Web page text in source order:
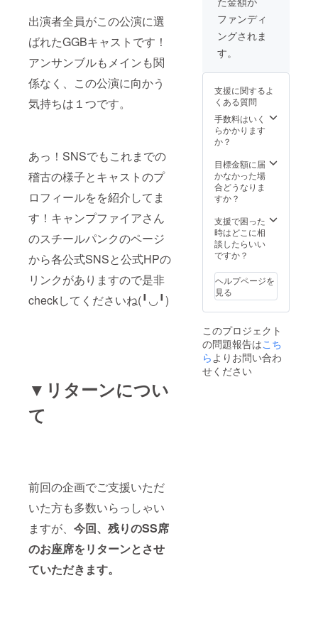
出演者全員がこの公演に選
ばれたGGBキャストです！
アンサンブルもメインも関
係なく、この公演に向かう
気持ちは１つです。
あっ！SNSでもこれまでの
稽古の様子とキャストのプ
ロフィールをを紹介してま
す！キャンプファイアさん
のスチールパンクのページ
から各公式SNSと公式HPの
リンクがありますので是非
checkしてくださいね(╹◡╹)
▼リターンについ
て
前回の企画でご支援いただ
いた方も多数いらっしゃい
ますが、 今回、残りのSS席
のお座席をリターンとさせ
ていただきます。
たお礼
状をお
渡しい
たしま
所は阿
倍野区
民セン
ターで
す)
の計算
になり
ます。
※紙媒体
ざいま
11/18(
木)、公
演当日
受付の
望の日
程でお
客様
を兼ね
たお礼
状をお
渡しい
す。(お
渡し場
所は阿
倍野区
ターで
す)
様(1名
様)から
のまと
(お支払
りま
す。 ※
一口
5000円
です。
お求め
の場合
はま1枚
(一座席)
5000円
の計算
になり
ます。
チケッ
トはご
ざいま
せん。
木)、公
演当日
受付の
いずれ
かご希
ファンディ
ングされま
す。
支援に関するよ
くある質問
手数料はいく
らかかります
か？
目標金額に届
かなかった場
合どうなりま
すか？
支援で困った
時はどこに相
談したらいい
ですか？
ヘルプページを
見る
このプロジェクト
の問題報告はこち
ら よりお問い合わ
せください